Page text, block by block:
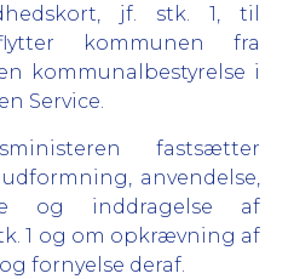
jf. stk. 1, til
kommunen fra
kommunalbestyrelse i
Service.
fastsætter
anvendelse,
og inddragelse af
1 og om opkrævning af
fornyelse deraf.